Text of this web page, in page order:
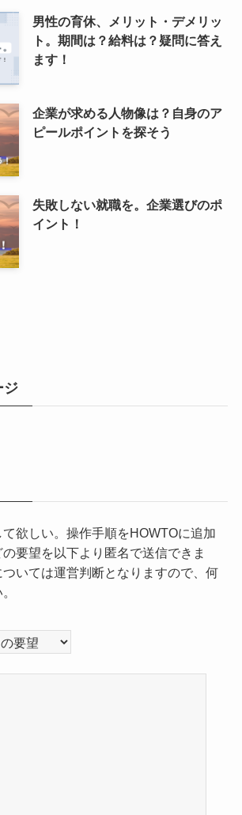
男性の育休、メリット・デメリッ
ト。期間は？給料は？疑問に答え
ます！
企業が求める人物像は？自身のア
ピールポイントを探そう
失敗しない就職を。企業選びのポ
イント！
ジ
欲しい。操作手順をHOWTOに追加
要望を以下より匿名で送信できま
いては運営判断となりますので、何